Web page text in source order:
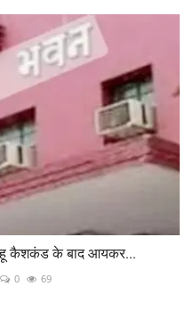
कैशकंड के बाद आयकर...
0 69